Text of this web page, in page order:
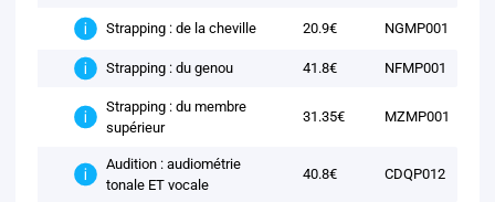
Strapping : de la cheville 20.9€ NGMP001
Strapping : du genou 41.8€ NFMP001
Strapping : du membre
supérieur
31.35€ MZMP001
Audition : audiométrie
tonale ET vocale
40.8€ CDQP012